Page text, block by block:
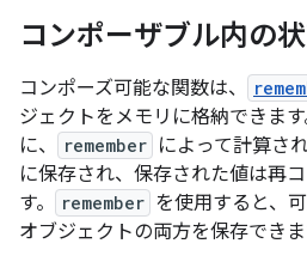
コンポーザブル内の
コンポーズ可能な関数は、
ジェクトをメモリに格納できま
に、
remember によって計算さ
に保存され、保存された値は再
す。
remember を使用すると、
オブジェクトの両方を保存できま